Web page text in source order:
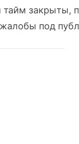
тайм закрыты,
жалобы под